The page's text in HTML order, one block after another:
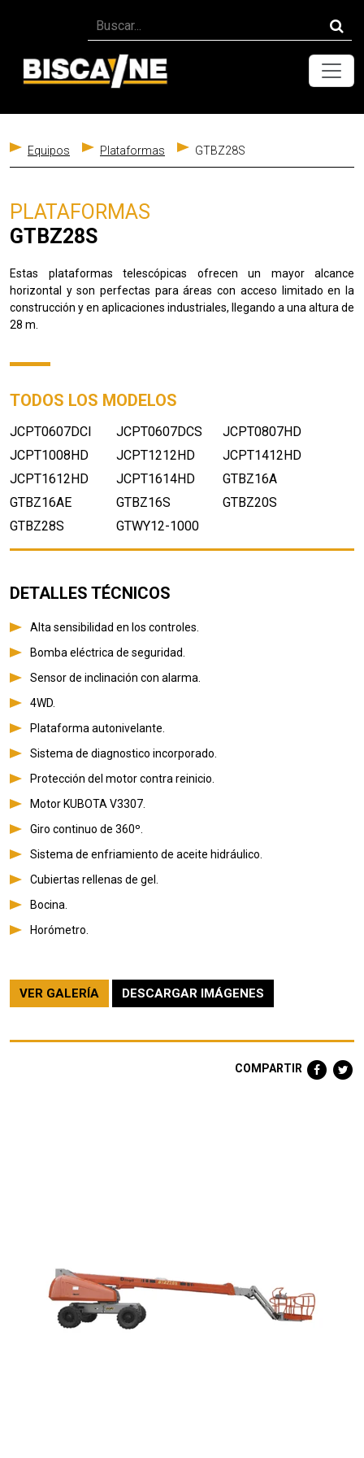
Equipos Plataformas GTBZ28S
PLATAFORMAS
GTBZ28S
Estas plataformas telescópicas ofrecen un mayor alcance
horizontal y son perfectas para áreas con acceso limitado en la
construcción y en aplicaciones industriales, llegando a una altura de
28 m.
TODOS LOS MODELOS
JCPT0607DCI JCPT0607DCS
JCPT0807HD
JCPT1008HD
JCPT1212HD
JCPT1412HD
JCPT1612HD
JCPT1614HD
GTBZ16A
GTBZ16AE
GTBZ16S
GTBZ20S
GTBZ28S
GTWY12-1000
DETALLES TÉCNICOS
Alta sensibilidad en los controles.
Bomba eléctrica de seguridad.
Sensor de inclinación con alarma.
4WD.
Plataforma autonivelante.
Sistema de diagnostico incorporado.
Protección del motor contra reinicio.
Motor KUBOTA V3307.
Giro continuo de 360º.
Sistema de enfriamiento de aceite hidráulico.
Cubiertas rellenas de gel.
Bocina.
Horómetro.
VER GALERÍA DESCARGAR IMÁGENES
COMPARTIR